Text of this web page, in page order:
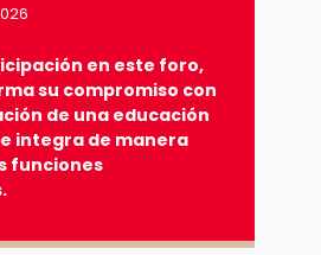
en este foro,
su compromiso con
de una educación
integra de manera
funciones